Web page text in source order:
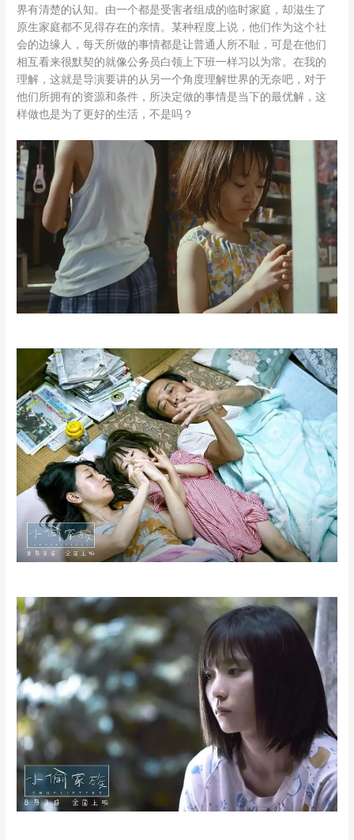
界有清楚的认知。由一个都是受害者组成的临时家庭，却滋生了
原生家庭都不见得存在的亲情。某种程度上说，他们作为这个社
会的边缘人，每天所做的事情都是让普通人所不耻，可是在他们
相互看来很默契的就像公务员白领上下班一样习以为常。在我的
理解，这就是导演要讲的从另一个角度理解世界的无奈吧，对于
他们所拥有的资源和条件，所决定做的事情是当下的最优解，这
样做也是为了更好的生活，不是吗？